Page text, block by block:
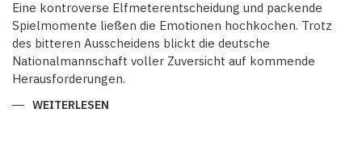
Eine kontroverse Elfmeterentscheidung und packende
Spielmomente ließen die Emotionen hochkochen. Trotz
des bitteren Ausscheidens blickt die deutsche
Nationalmannschaft voller Zuversicht auf kommende
Herausforderungen.
WEITERLESEN